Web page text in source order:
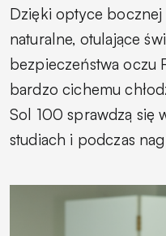
Dzięki optyce bocznej
naturalne, otulające
bezpieczeństwa oczu
bardzo cichemu
Sol 100 sprawdzą się
studiach i podczas